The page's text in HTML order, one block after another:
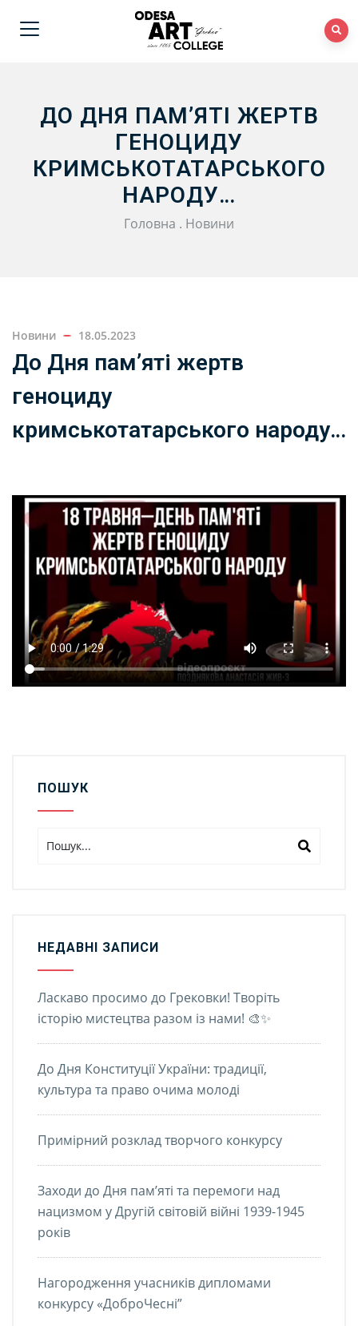
ДО ДНЯ ПАМ’ЯТІ ЖЕРТВ
ГЕНОЦИДУ
КРИМСЬКОТАТАРСЬКОГО
НАРОДУ…
Головна . Новини
Новини 18.05.2023
До Дня пам’яті жертв
геноциду
кримськотатарського народу…
ПОШУК
НЕДАВНІ ЗАПИСИ
Ласкаво просимо до Грековки! Творіть
історію мистецтва разом із нами! 🎨✨
До Дня Конституції України: традиції,
культура та право очима молоді
Примірний розклад творчого конкурсу
Заходи до Дня пам’яті та перемоги над
нацизмом у Другій світовій війні 1939-1945
років
Нагородження учасників дипломами
конкурсу «ДоброЧесні”